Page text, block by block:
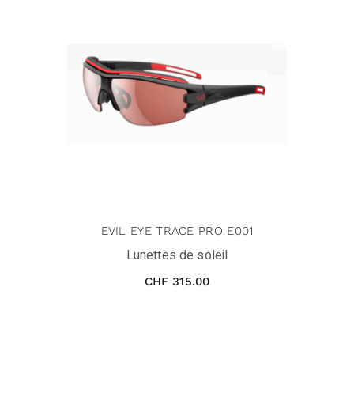
EVIL EYE TRACE PRO E001
Lunettes de soleil
CHF 315.00